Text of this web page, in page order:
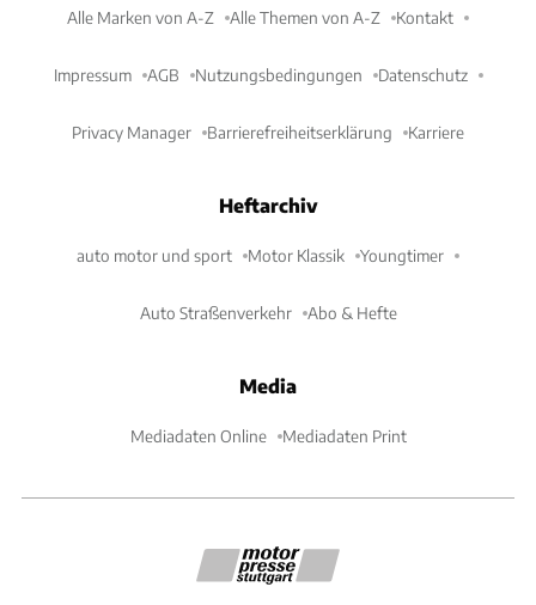
Alle Marken von A-Z Alle Themen von A-Z Kontakt
Impressum AGB Nutzungsbedingungen Datenschutz
Privacy Manager Barrierefreiheitserklärung Karriere
Heftarchiv
auto motor und sport Motor Klassik Youngtimer
Auto Straßenverkehr Abo & Hefte
Media
Mediadaten Online Mediadaten Print